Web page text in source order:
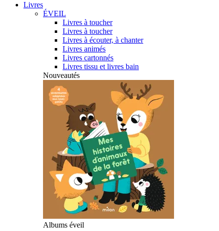
Livres
ÉVEIL
Livres à toucher
Livres à toucher
Livres à écouter, à chanter
Livres animés
Livres cartonnés
Livres tissu et livres bain
Nouveautés
Albums éveil